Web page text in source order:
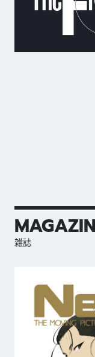
雑誌